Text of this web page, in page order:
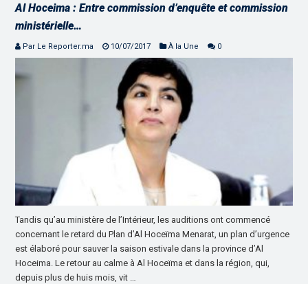
Al Hoceima : Entre commission d’enquête et commission
ministérielle…
Par Le Reporter.ma 10/07/2017 À la Une 0
Tandis qu’au ministère de l’Intérieur, les auditions ont commencé
concernant le retard du Plan d’Al Hoceïma Menarat, un plan d’urgence
est élaboré pour sauver la saison estivale dans la province d’Al
Hoceima. Le retour au calme à Al Hoceïma et dans la région, qui,
depuis plus de huis mois, vit …